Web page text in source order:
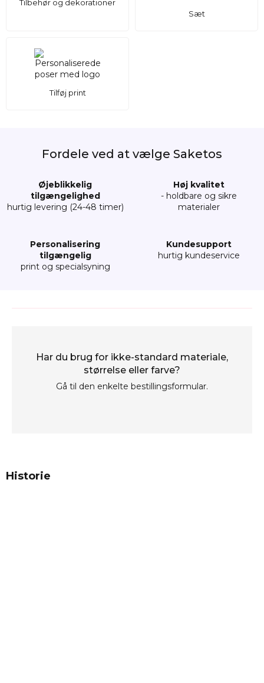
Tilbehør og dekorationer
Sæt
Tilføj print
Fordele ved at vælge Saketos
Øjeblikkelig
tilgængelighed
hurtig levering (24-48 timer)
Høj kvalitet
- holdbare og sikre
materialer
Personalisering
tilgængelig
print og specialsyning
Kundesupport
hurtig kundeservice
Har du brug for ikke-standard materiale,
størrelse eller farve?
Gå til den enkelte bestillingsformular.
Historie